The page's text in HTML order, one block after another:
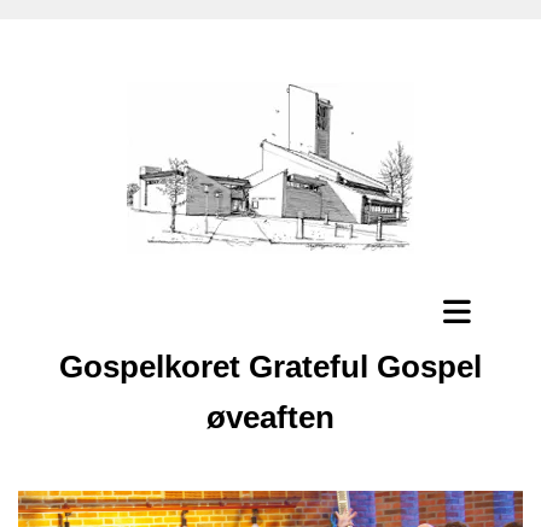
Gospelkoret Grateful Gospel
øveaften